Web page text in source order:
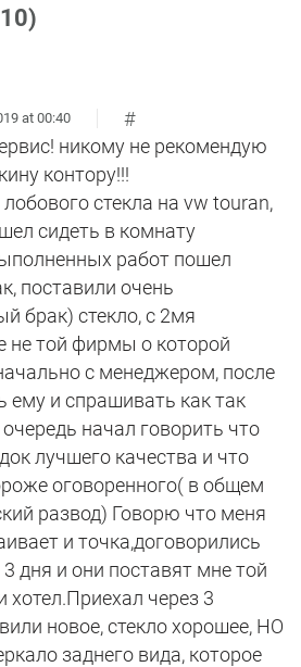
at 00:40
#
никому не рекомендую
контору!!!
стекла на vw touran,
сидеть в комнату
работ пошел
поставили очень
брак) стекло, с 2мя
не той фирмы о которой
с менеджером, после
ему и спрашивать как так
начал говорить что
лучшего качества и что
оговоренного( в общем
развод) Говорю что меня
и точка,договорились
дня и они поставят мне той
через 3
новое, стекло хорошее, НО
заднего вида, которое